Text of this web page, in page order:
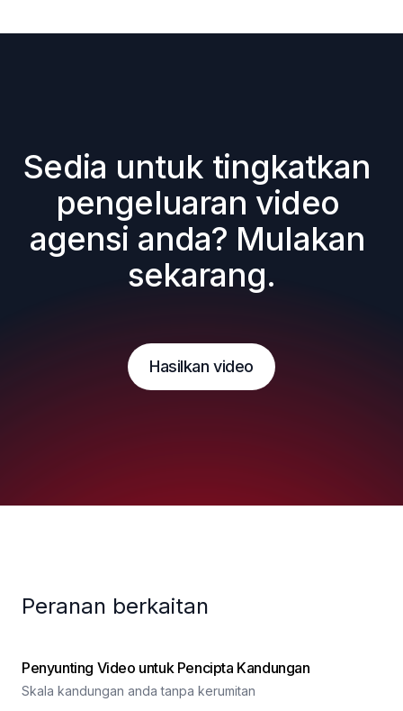
Sedia untuk tingkatkan
pengeluaran video
agensi anda? Mulakan
sekarang.
Hasilkan video
Peranan berkaitan
Penyunting Video untuk Pencipta Kandungan
Skala kandungan anda tanpa kerumitan